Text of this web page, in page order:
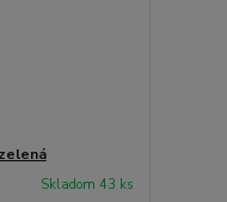
Skladom 43 ks